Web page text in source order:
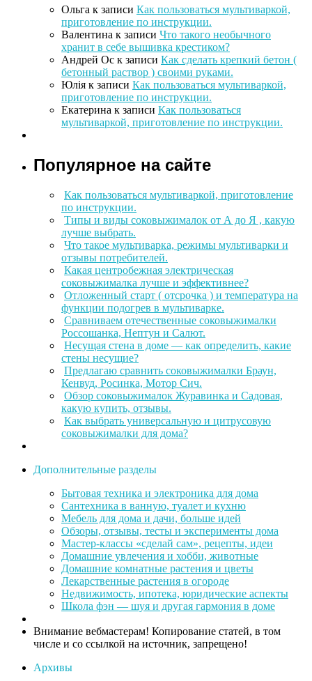
Ольга к записи Как пользоваться мультиваркой,
приготовление по инструкции.
Валентина к записи Что такого необычного
хранит в себе вышивка крестиком?
Андрей Ос к записи Как сделать крепкий бетон (
бетонный раствор ) своими руками.
Юлія к записи Как пользоваться мультиваркой,
приготовление по инструкции.
Екатерина к записи Как пользоваться
мультиваркой, приготовление по инструкции.
Популярное на сайте
Как пользоваться мультиваркой, приготовление
по инструкции.
Типы и виды соковыжималок от А до Я , какую
лучше выбрать.
Что такое мультиварка, режимы мультиварки и
отзывы потребителей.
Какая центробежная электрическая
соковыжималка лучше и эффективнее?
Отложенный старт ( отсрочка ) и температура на
функции подогрев в мультиварке.
Сравниваем отечественные соковыжималки
Россошанка, Нептун и Салют.
Несущая стена в доме — как определить, какие
стены несущие?
Предлагаю сравнить соковыжималки Браун,
Кенвуд, Росинка, Мотор Сич.
Обзор соковыжималок Журавинка и Садовая,
какую купить, отзывы.
Как выбрать универсальную и цитрусовую
соковыжималки для дома?
Дополнительные разделы
Бытовая техника и электроника для дома
Сантехника в ванную, туалет и кухню
Мебель для дома и дачи, больше идей
Обзоры, отзывы, тесты и эксперименты дома
Мастер-классы «сделай сам», рецепты, идеи
Домашние увлечения и хобби, животные
Домашние комнатные растения и цветы
Лекарственные растения в огороде
Недвижимость, ипотека, юридические аспекты
Школа фэн — шуя и другая гармония в доме
Внимание вебмастерам! Копирование статей, в том
числе и со ссылкой на источник, запрещено!
Архивы